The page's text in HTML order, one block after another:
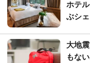
ホテ
ぶシ
大地
もな